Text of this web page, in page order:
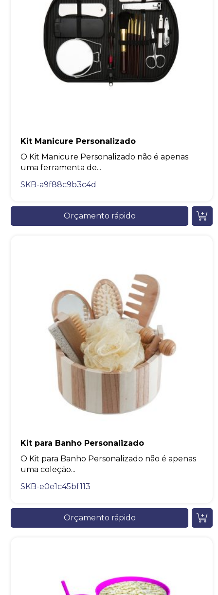
Kit Manicure Personalizado
O Kit Manicure Personalizado não é apenas
uma ferramenta de...
SKB-a9f88c9b3c4d
Orçamento rápido
Kit para Banho Personalizado
O Kit para Banho Personalizado não é apenas
uma coleção...
SKB-e0e1c45bf113
Orçamento rápido